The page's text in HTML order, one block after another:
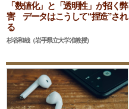
「数値化」と「透明性」が招く弊
害 データはこうして“捏造”され
る
杉谷和哉（岩手県立大学准教授）